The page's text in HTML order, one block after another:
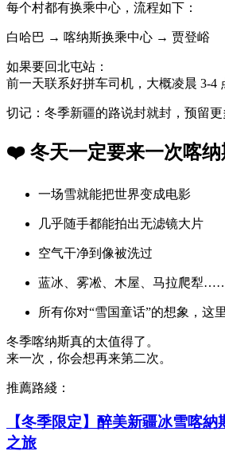
每个村都有换乘中心，流程如下：
白哈巴 → 喀纳斯换乘中心 → 贾登峪
如果要回北屯站：
前一天联系好拼车司机，大概凌晨 3-4
切记：冬季新疆的路说封就封，预留更
❤️ 冬天一定要来一次喀纳
一场雪就能把世界变成电影
几乎随手都能拍出无滤镜大片
空气干净到像被洗过
蓝冰、雾凇、木屋、马拉爬犁
所有你对“雪国童话”的想象，这
冬季喀纳斯真的太值得了。
来一次，你会想再来第二次。
推薦路綫：
【冬季限定】醉美新疆冰雪喀
之旅